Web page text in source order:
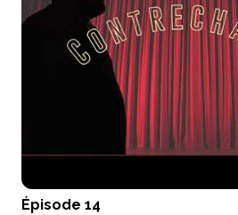
Épisode 14